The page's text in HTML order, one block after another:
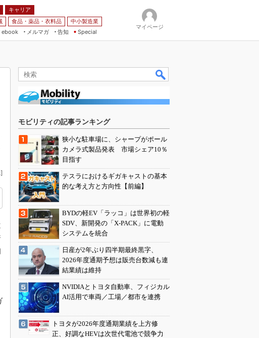
キャリア
食品・薬品・衣料品
中小製造業
ebook
メルマガ
告知 Special
マイページ
]
モビリティの記事ランキング
狭小な駐車場に、シャープがポール
カメラ式製品発表 市場シェア10％
目指す
テスラにおけるギガキャストの基本
的な考え方と方向性【前編】
BYDの軽EV「ラッコ」は世界初の軽
SDV、新開発の「X-PACK」に電動
システムを統合
日産が2年ぶり四半期最終黒字、
2026年度通期予想は販売台数減も連
結業績は維持
NVIDIAとトヨタ自動車、フィジカル
AI活用で車両／工場／都市を連携
トヨタが2026年度通期業績を上方修
正、好調なHEVは次世代電池で競争力